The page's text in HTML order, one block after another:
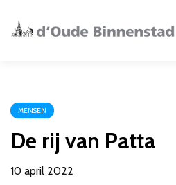
MENSEN
De rij van Patta
10 april 2022